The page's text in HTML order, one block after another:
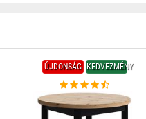
ÚJDONSÁG KEDVEZMÉNY